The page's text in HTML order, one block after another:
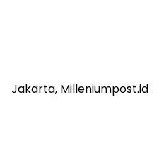
Jakarta, Milleniumpost.id